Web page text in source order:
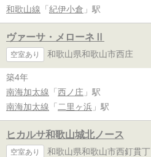
和歌山線 「 紀伊小倉 」駅
ヴァーサ・メローネⅡ
空室あり 和歌山県和歌山市西庄
築4年
南海加太線 「 西ノ庄 」駅
南海加太線 「 二里ヶ浜 」駅
ヒカルサ和歌山城北ノース
空室あり 和歌山県和歌山市西釘貫丁